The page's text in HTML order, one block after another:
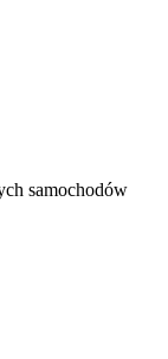
samochodów